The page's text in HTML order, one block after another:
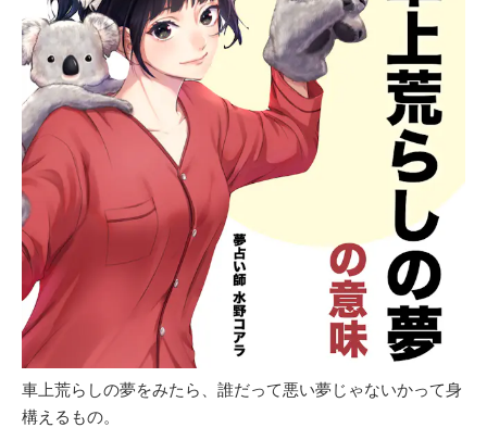
車上荒らしの夢をみたら、誰だって悪い夢じゃないかって身
構えるもの。